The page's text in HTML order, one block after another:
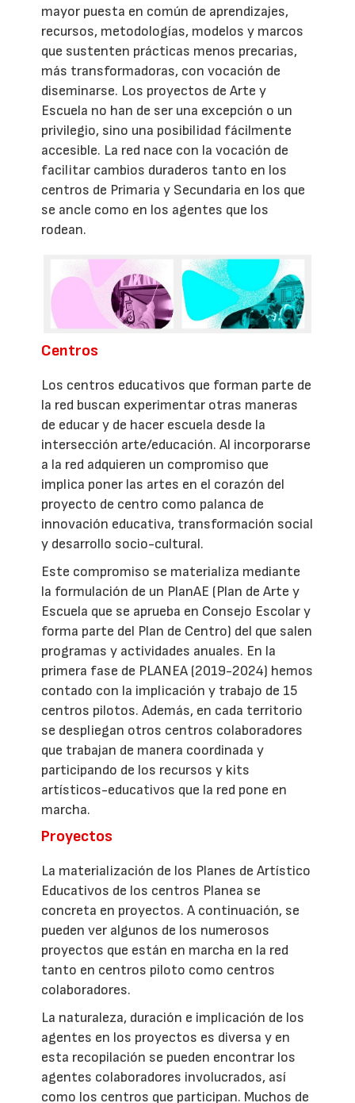
mayor puesta en común de aprendizajes,
recursos, metodologías, modelos y marcos
que sustenten prácticas menos precarias,
más transformadoras, con vocación de
diseminarse. Los proyectos de Arte y
Escuela no han de ser una excepción o un
privilegio, sino una posibilidad fácilmente
accesible. La red nace con la vocación de
facilitar cambios duraderos tanto en los
centros de Primaria y Secundaria en los que
se ancle como en los agentes que los
rodean.
Centros
Los centros educativos que forman parte de
la red buscan experimentar otras maneras
de educar y de hacer escuela desde la
intersección arte/educación. Al incorporarse
a la red adquieren un compromiso que
implica poner las artes en el corazón del
proyecto de centro como palanca de
innovación educativa, transformación social
y desarrollo socio-cultural.
Este compromiso se materializa mediante
la formulación de un PlanAE (Plan de Arte y
Escuela que se aprueba en Consejo Escolar y
forma parte del Plan de Centro) del que salen
programas y actividades anuales. En la
primera fase de PLANEA (2019-2024) hemos
contado con la implicación y trabajo de 15
centros pilotos. Además, en cada territorio
se despliegan otros centros colaboradores
que trabajan de manera coordinada y
participando de los recursos y kits
artísticos-educativos que la red pone en
marcha.
Proyectos
La materialización de los Planes de Artístico
Educativos de los centros Planea se
concreta en proyectos. A continuación, se
pueden ver algunos de los numerosos
proyectos que están en marcha en la red
tanto en centros piloto como centros
colaboradores.
La naturaleza, duración e implicación de los
agentes en los proyectos es diversa y en
esta recopilación se pueden encontrar los
agentes colaboradores involucrados, así
como los centros que participan. Muchos de